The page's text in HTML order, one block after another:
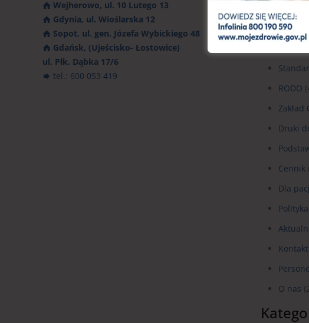
Mapa
RODO
Druki
Cennik
Dla
Kontakt
O nas
Wejherowo, ul. 10 Lutego 13
Gdynia, ul. Wioślarska 12
Sopot, ul. gen. Józefa Wybickiego 48
Gdańsk, (Ujeścisko- Łostowice)
ul. Płk. Dąbka 17/6
tel.: 600 053 419